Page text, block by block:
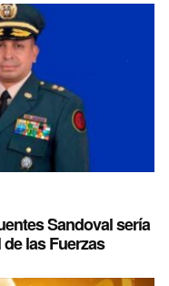
Sandoval sería
las Fuerzas